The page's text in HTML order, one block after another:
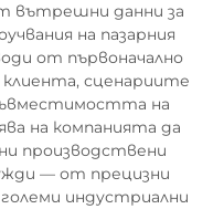
вътрешни данни за
на пазарния
от първоначално
клиента, сценариите
на
на компанията да
производствени
— от прецизни
индустриални